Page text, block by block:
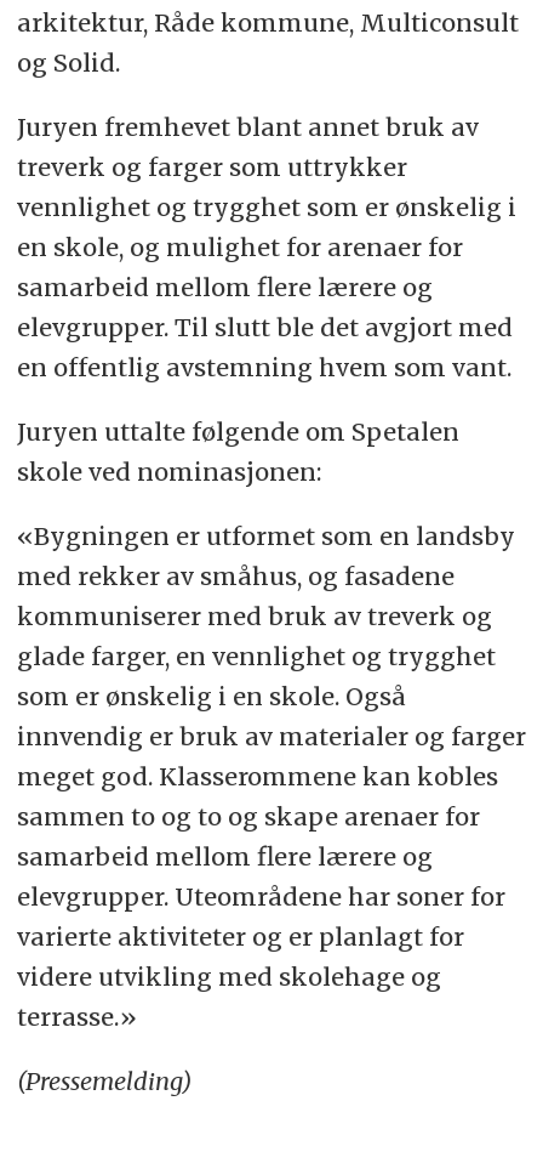
arkitektur, Råde kommune, Multiconsult
og Solid.
Juryen fremhevet blant annet bruk av
treverk og farger som uttrykker
vennlighet og trygghet som er ønskelig i
en skole, og mulighet for arenaer for
samarbeid mellom flere lærere og
elevgrupper. Til slutt ble det avgjort med
en offentlig avstemning hvem som vant.
Juryen uttalte følgende om Spetalen
skole ved nominasjonen:
«Bygningen er utformet som en landsby
med rekker av småhus, og fasadene
kommuniserer med bruk av treverk og
glade farger, en vennlighet og trygghet
som er ønskelig i en skole. Også
innvendig er bruk av materialer og farger
meget god. Klasserommene kan kobles
sammen to og to og skape arenaer for
samarbeid mellom flere lærere og
elevgrupper. Uteområdene har soner for
varierte aktiviteter og er planlagt for
videre utvikling med skolehage og
terrasse.»
(Pressemelding)